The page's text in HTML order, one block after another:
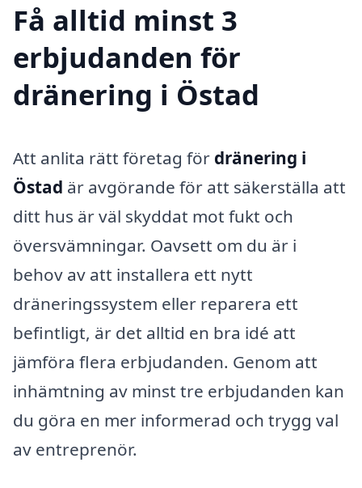
Få alltid minst 3
erbjudanden för
dränering i Östad
Att anlita rätt företag för dränering i
Östad är avgörande för att säkerställa att
ditt hus är väl skyddat mot fukt och
översvämningar. Oavsett om du är i
behov av att installera ett nytt
dräneringssystem eller reparera ett
befintligt, är det alltid en bra idé att
jämföra flera erbjudanden. Genom att
inhämtning av minst tre erbjudanden kan
du göra en mer informerad och trygg val
av entreprenör.